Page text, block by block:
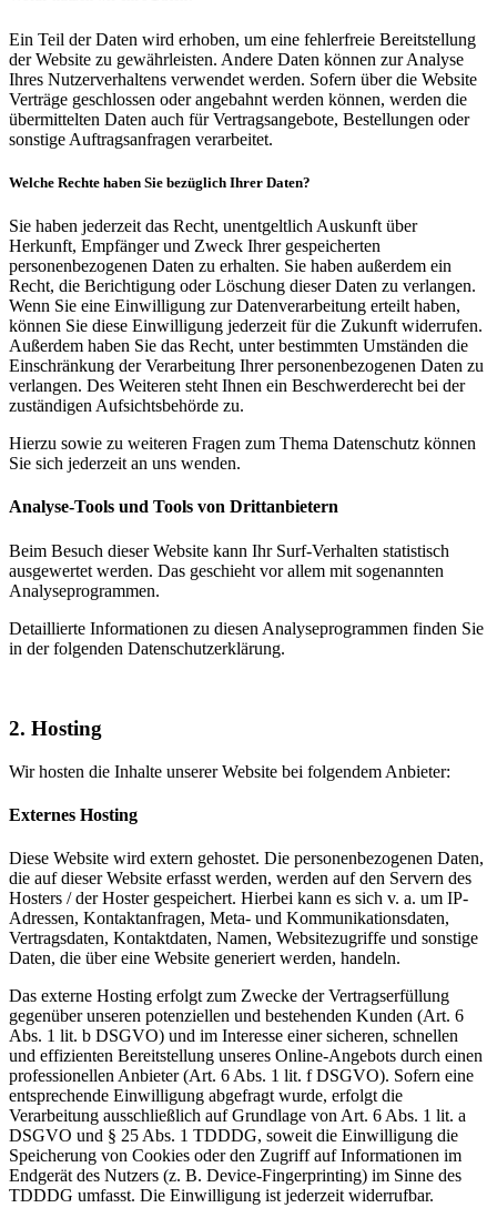
Ein Teil der Daten wird erhoben, um eine fehlerfreie Bereitstellung
der Website zu gewährleisten. Andere Daten können zur Analyse
Ihres Nutzerverhaltens verwendet werden. Sofern über die Website
Verträge geschlossen oder angebahnt werden können, werden die
übermittelten Daten auch für Vertragsangebote, Bestellungen oder
sonstige Auftragsanfragen verarbeitet.
Welche Rechte haben Sie bezüglich Ihrer Daten?
Sie haben jederzeit das Recht, unentgeltlich Auskunft über
Herkunft, Empfänger und Zweck Ihrer gespeicherten
personenbezogenen Daten zu erhalten. Sie haben außerdem ein
Recht, die Berichtigung oder Löschung dieser Daten zu verlangen.
Wenn Sie eine Einwilligung zur Datenverarbeitung erteilt haben,
können Sie diese Einwilligung jederzeit für die Zukunft widerrufen.
Außerdem haben Sie das Recht, unter bestimmten Umständen die
Einschränkung der Verarbeitung Ihrer personenbezogenen Daten zu
verlangen. Des Weiteren steht Ihnen ein Beschwerderecht bei der
zuständigen Aufsichtsbehörde zu.
Hierzu sowie zu weiteren Fragen zum Thema Datenschutz können
Sie sich jederzeit an uns wenden.
Analyse-Tools und Tools von Dritt­anbietern
Beim Besuch dieser Website kann Ihr Surf-Verhalten statistisch
ausgewertet werden. Das geschieht vor allem mit sogenannten
Analyseprogrammen.
Detaillierte Informationen zu diesen Analyseprogrammen finden Sie
in der folgenden Datenschutzerklärung.
2. Hosting
Wir hosten die Inhalte unserer Website bei folgendem Anbieter:
Externes Hosting
Diese Website wird extern gehostet. Die personenbezogenen Daten,
die auf dieser Website erfasst werden, werden auf den Servern des
Hosters / der Hoster gespeichert. Hierbei kann es sich v. a. um IP-
Adressen, Kontaktanfragen, Meta- und Kommunikationsdaten,
Vertragsdaten, Kontaktdaten, Namen, Websitezugriffe und sonstige
Daten, die über eine Website generiert werden, handeln.
Das externe Hosting erfolgt zum Zwecke der Vertragserfüllung
gegenüber unseren potenziellen und bestehenden Kunden (Art. 6
Abs. 1 lit. b DSGVO) und im Interesse einer sicheren, schnellen
und effizienten Bereitstellung unseres Online-Angebots durch einen
professionellen Anbieter (Art. 6 Abs. 1 lit. f DSGVO). Sofern eine
entsprechende Einwilligung abgefragt wurde, erfolgt die
Verarbeitung ausschließlich auf Grundlage von Art. 6 Abs. 1 lit. a
DSGVO und § 25 Abs. 1 TDDDG, soweit die Einwilligung die
Speicherung von Cookies oder den Zugriff auf Informationen im
Endgerät des Nutzers (z. B. Device-Fingerprinting) im Sinne des
TDDDG umfasst. Die Einwilligung ist jederzeit widerrufbar.